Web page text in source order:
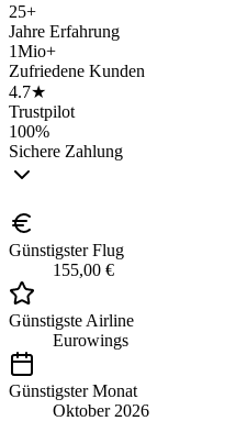
25+
Jahre Erfahrung
1Mio+
Zufriedene Kunden
4.7★
Trustpilot
100%
Sichere Zahlung
Günstigster Flug
155,00 €
Günstigste Airline
Eurowings
Günstigster Monat
Oktober 2026